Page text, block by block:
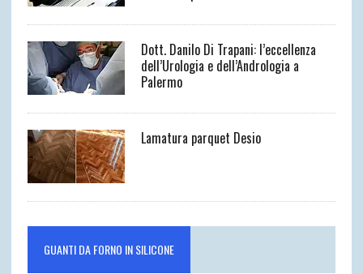
Dott. Danilo Di Trapani: l’eccellenza
dell’Urologia e dell’Andrologia a
Palermo
Lamatura parquet Desio
GUANTI DA FORNO IN SILICONE